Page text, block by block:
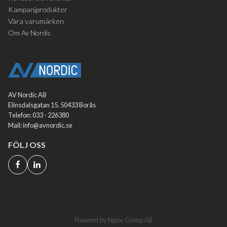
AV Nordic AB
Elinsdalsgatan 15. 50433 Borås
Telefon: 033 - 226380
Mail: info@avnordic.se
FÖLJ OSS
Kampanjprodukter
Våra varumärken
Om Av Nordic
Powered by Ngine Group AB